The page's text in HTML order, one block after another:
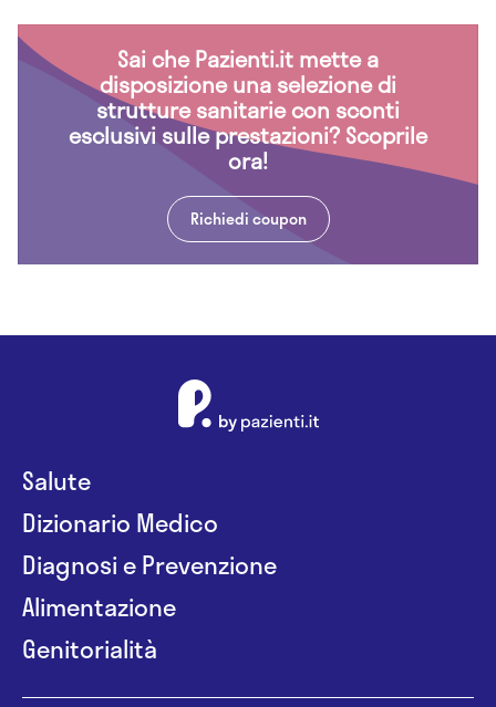
Sai che Pazienti.it mette a
disposizione una selezione di
strutture sanitarie con sconti
esclusivi sulle prestazioni? Scoprile
ora!
Richiedi coupon
Salute
Dizionario Medico
Diagnosi e Prevenzione
Alimentazione
Genitorialità